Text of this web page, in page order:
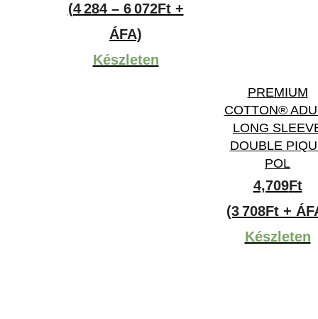
4,284Ft
(4 284 – 6 072Ft +
ÁFA)
Készleten
PREMIUM
COTTON®
LONG
DOUBLE
POL
4,709Ft
(3 708Ft +
Készleten